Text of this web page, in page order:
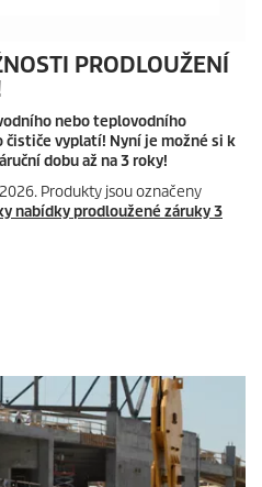
PRODLOUŽENÍ
nebo teplovodního
vyplatí! Nyní je možné si k
dobu až na 3 roky!
Produkty jsou označeny
nabídky prodloužené záruky 3